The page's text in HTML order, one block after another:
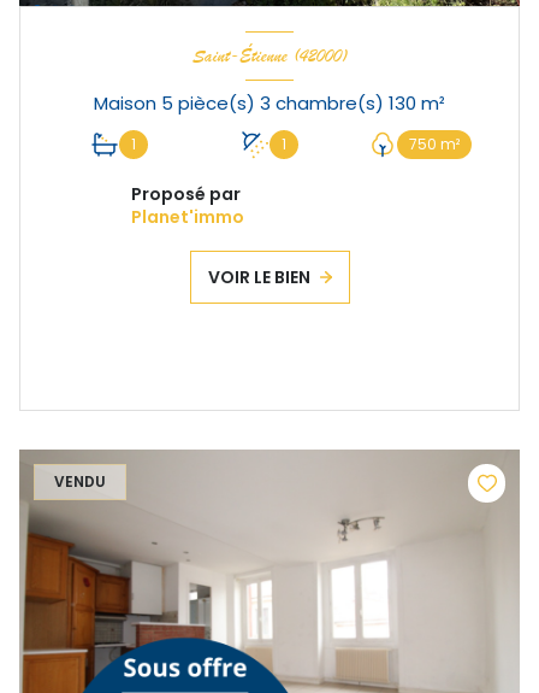
Saint-Étienne (42000)
Maison 5 pièce(s) 3 chambre(s) 130 m²
1 1 750 m²
Proposé par
Planet'immo
VOIR LE BIEN
VENDU